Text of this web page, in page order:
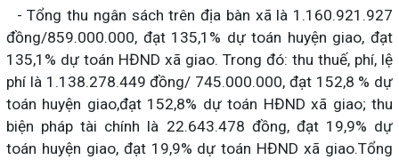
- Tổng thu ngân sách trên địa bàn xã là 1.160.921.927
đồng/859.000.000, đạt 135,1% dự toán huyện giao, đạt
135,1% dự toán HĐND xã giao. Trong đó: thu thuế, phí, lệ
phí là 1.138.278.449 đồng/ 745.000.000, đạt 152,8 % dự
toán huyện giao,đạt 152,8% dự toán HĐND xã giao; thu
biện pháp tài chính là 22.643.478 đồng, đạt 19,9% dự
toán huyện giao, đạt 19,9% dự toán HĐND xã giao.Tổng